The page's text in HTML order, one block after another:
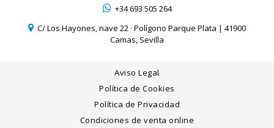
+34 693 505 264
C/ Los Hayones, nave 22 · Polígono Parque Plata | 41900
Camas, Sevilla
Aviso Legal
Política de Cookies
Política de Privacidad
Condiciones de venta online